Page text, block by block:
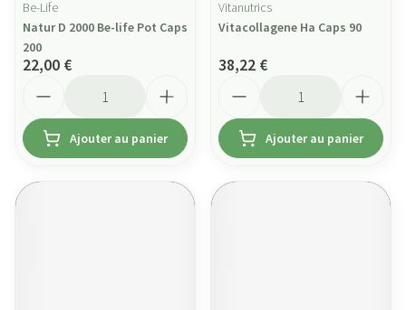
Be-Life
Natur D 2000 Be-life Pot Caps
200
22,00 €
Ajouter au panier
Vitanutrics
Vitacollagene Ha Caps 90
38,22 €
Ajouter au panier